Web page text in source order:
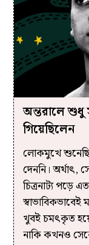
অন্তরালে শুধু
গিয়েছিলেন
লোকমুখে
দেননি। অর্থাৎ,
চিত্রনাট্য পড়ে
খুবই চমৎকৃত
নাকি কখনও